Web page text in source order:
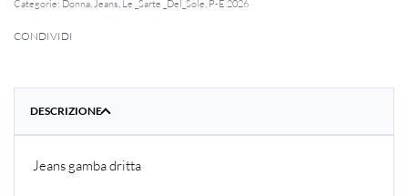
Categorie: Donna,Jeans, Le _Sarte _Del_Sole, P-E 2026
CONDIVIDI
DESCRIZIONE
Jeans gamba dritta